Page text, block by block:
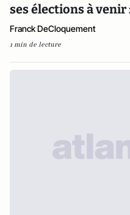
ses élections à venir
Franck DeCloquement
1 min de lecture